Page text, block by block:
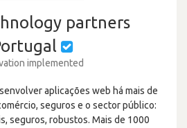
partners
implemented
aplicações web há mais de
seguros e o sector público:
seguros, robustos. Mais de 1000